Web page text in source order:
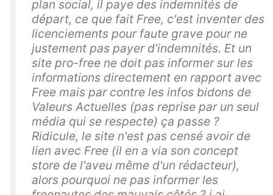
plan social, il paye des indemnités de
départ, ce que fait Free, c'est inventer des
licenciements pour faute grave pour ne
justement pas payer d'indemnités. Et un
site pro-free ne doit pas informer sur les
informations directement en rapport avec
Free mais par contre les infos bidons de
Valeurs Actuelles (pas reprise par un seul
média qui se respecte) ça passe ?
Ridicule, le site n'est pas censé avoir de
lien avec Free (il en a via son concept
store de l'aveu même d'un rédacteur),
alors pourquoi ne pas informer les